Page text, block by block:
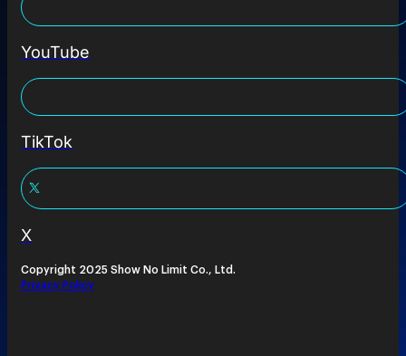
YouTube
TikTok
X
Copyright 2025 Show No Limit Co., Ltd.
Privacy Policy